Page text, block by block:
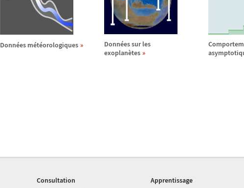
Données météorologiques Données sur les
exoplanètes
Consultation
Apprentissage